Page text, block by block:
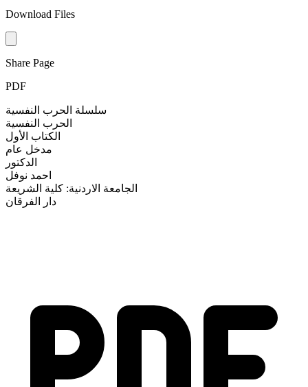
Download Files
Share Page
PDF
سلسلة الحرب النفسية
الحرب النفسية
الكتاب الأول
مدخل عام
الدكتور
احمد نوفل
الجامعة الاردنية: كلية الشريعة
دار الفرقان